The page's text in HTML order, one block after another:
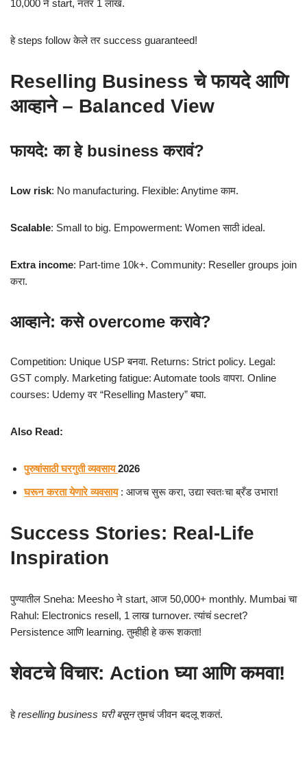
10,000 ने start, नंतर 1 लाख.
हे steps follow केले तर success guaranteed!
Reselling Business चे फायदे आणि
आव्हाने – Balanced View
फायदे: का हे business करावं?
Low risk: No manufacturing. Flexible: Anytime काम.
Scalable: Small to big. Empowerment: Women साठी ideal.
Extra income: Part-time 10k+. Community: Reseller groups join
करा.
आव्हाने: कसे overcome करावे?
Competition: Unique USP बनवा. Returns: Strict policy. Legal:
GST comply. Marketing fatigue: Automate tools वापरा. Online
courses: Udemy वर “Reselling Mastery” बघा.
Also Read:
पुरुषांसाठी घरगुती व्यवसाय2026
घरून करता येणारे व्यवसाय: आजच सुरू करा, उद्या स्वतःचा ब्रँड उभारा!
Success Stories: Real-Life
Inspiration
पुण्यातील Sneha: Meesho ने start, आज 50,000+ monthly. Mumbai चा
Rahul: Electronics resell, 1 लाख turnover. त्यांचं secret?
Persistence आणि learning. तुम्हीही हे करू शकता!
शेवटचे विचार: Action घ्या आणि कमवा!
हेreselling business घरी बसूनतुमचं जीवन बदलू शकतं.